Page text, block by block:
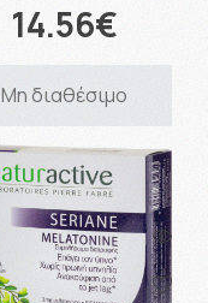
14.56€
Μη διαθέσιμο